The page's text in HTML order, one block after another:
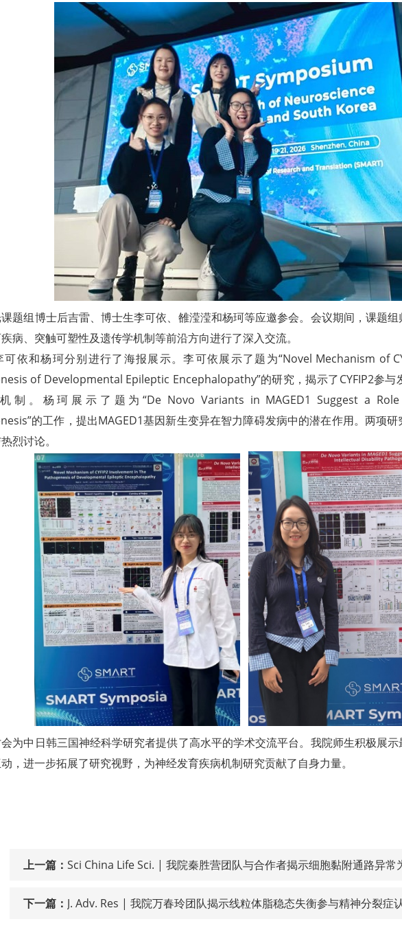
题组博士后吉雷、博士生李可依、雒滢滢和杨珂等应邀参会。会议期间，课题
病、突触可塑性及遗传学机制等前沿方向进行了深入交流。
可依和杨珂分别进行了海报展示。李可依展示了题为“Novel Mechanism of
of Developmental Epileptic Encephalopathy”的研究，揭示了CYFIP2参与
制。杨珂展示了题为“De Novo Variants in MAGED1 Suggest a
的工作，提出MAGED1基因新生变异在智力障碍发病中的潜在作用。两项
烈讨论。
为中日韩三国神经科学研究者提供了高水平的学术交流平台。我院师生积极展
，进一步拓展了研究视野，为神经发育疾病机制研究贡献了自身力量。
上一篇： Sci China Life Sci. | 我院秦胜营团队与合作者揭示细胞黏附通路异常
下一篇： J. Adv. Res | 我院万春玲团队揭示线粒体脂稳态失衡参与精神分裂症